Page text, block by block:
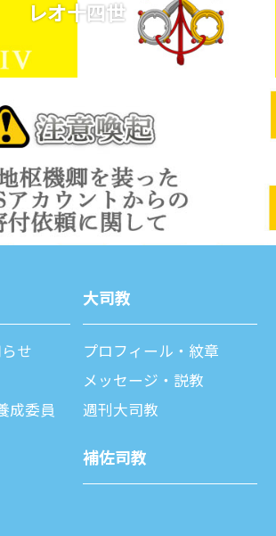
レオ十四世
せ
成委員
⼤司教
プロフィール・紋章
メッセージ・説教
週刊⼤司教
補佐司教